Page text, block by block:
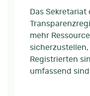
Das Sekretariat
mehr
Registrierten
umfassend